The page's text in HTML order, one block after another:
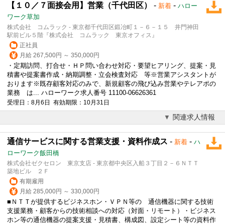
【１０／７面接会用】営業（千代田区） - 新着 - ハロー
ワーク草加
株式会社 コムラック - 東京都千代田区鍛冶町１－６－１５ 井門神田
駅前ビル５階『株式会社 コムラック 東京オフィス』
正社員
月給 267,500円 ～ 350,000円
・定期訪問、打合せ・ＨＰ問い合わせ対応・要望ヒアリング、提案・見
積書や提案書作成・納期調整・立会検査対応 等※営業アシスタントが
おります※既存顧客対応のみで、新規顧客の飛び込み営業やテレアポの
業務 は... ハローワーク求人番号 11100-06626361
受理日：8月6日 有効期限：10月31日
関連求人情報
通信サービスに関する営業支援・資料作成ス - 新着 - ハ
ローワーク飯田橋
株式会社ゼクセロン 東京支店 - 東京都中央区入船３丁目２－６ＮＴＴ
築地ビル ２Ｆ
有期雇用
月給 285,000円 ～ 330,000円
■ＮＴＴが提供するビジネスホン・ＶＰＮ等の 通信機器に関する技術
支援業務・顧客からの技術相談への対応（対面・リモート）・ビジネス
ホン等の通信機器の提案支援・見積書、構成図、設定シート等の資料作